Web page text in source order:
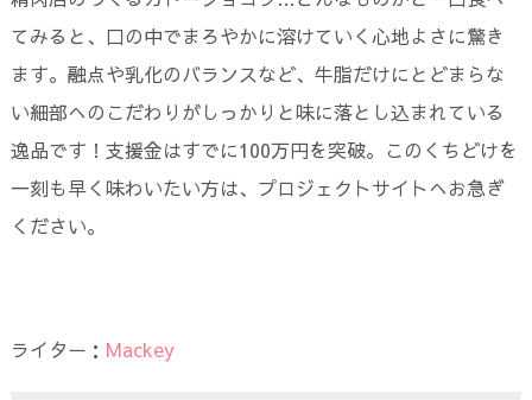
てみると、口の中でまろやかに溶けていく心地よさに驚き
ます。融点や乳化のバランスなど、牛脂だけにとどまらな
い細部へのこだわりがしっかりと味に落とし込まれている
逸品です！支援金はすでに100万円を突破。このくちどけを
一刻も早く味わいたい方は、プロジェクトサイトへお急ぎ
ください。
ライター： Mackey